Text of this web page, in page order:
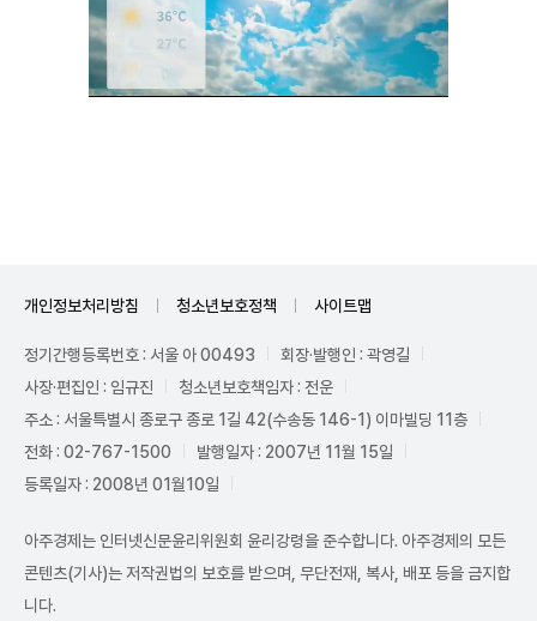
개인정보처리방침 청소년보호정책 사이트맵
정기간행등록번호 : 서울 아 00493
회장·발행인 : 곽영길
사장·편집인 : 임규진
청소년보호책임자 : 전운
주소 : 서울특별시 종로구 종로 1길 42(수송동 146-1) 이마빌딩 11층
전화 : 02-767-1500
발행일자 : 2007년 11월 15일
등록일자 : 2008년 01월10일
아주경제는 인터넷신문윤리위원회 윤리강령을 준수합니다. 아주경제의 모든
콘텐츠(기사)는 저작권법의 보호를 받으며, 무단전재, 복사, 배포 등을 금지합
니다.